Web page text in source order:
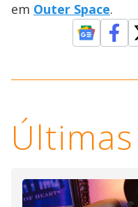
em Outer Space.
Últimas